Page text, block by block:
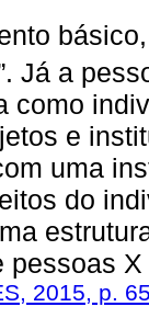
Já a
como
e
uma
do
2015, p.